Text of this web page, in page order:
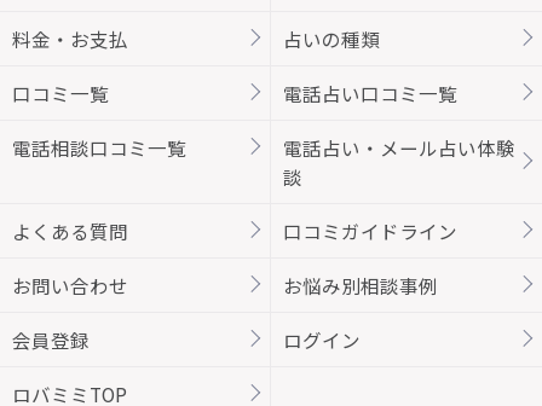
料金・お支払 占いの種類
口コミ一覧 電話占い口コミ一覧
電話相談口コミ一覧
電話占い・メール占い体験
談
よくある質問 口コミガイドライン
お問い合わせ お悩み別相談事例
会員登録 ログイン
ロバミミTOP